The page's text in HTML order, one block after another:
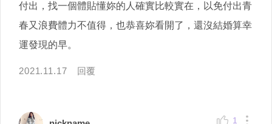
付出，找一個體貼懂妳的人確實比較實在，以免付出青
春又浪費體力不值得，也恭喜妳看開了，還沒結婚算幸
運發現的早。
2021.11.17 回覆
1